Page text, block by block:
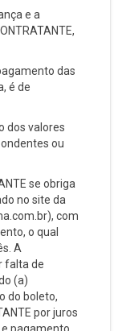
e a
das
é de
dos valores
ou
se obriga
no site da
com
o qual
A
falta de
(a)
do boleto,
por juros